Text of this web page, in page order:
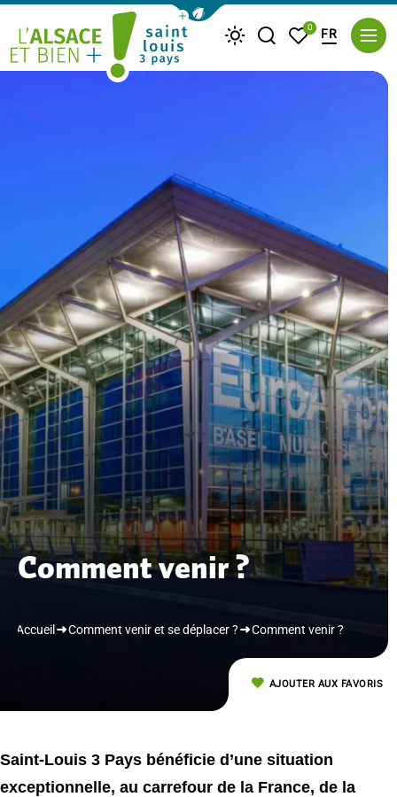
Afficher la barre de navigation du
MétéoJe recherche
Mes favoris
0 FR
Comment venir ?
Accueil Comment venir et se déplacer ? Comment venir ?
AJOUTER AUX FAVORIS
Saint-Louis 3 Pays bénéficie d’une situation
exceptionnelle, au carrefour de la France, de la